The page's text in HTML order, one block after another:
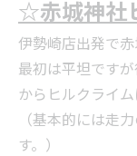
☆赤城神社
伊勢崎店出発で赤
最初は平坦です
からヒルクライ
（基本的には走
す。）